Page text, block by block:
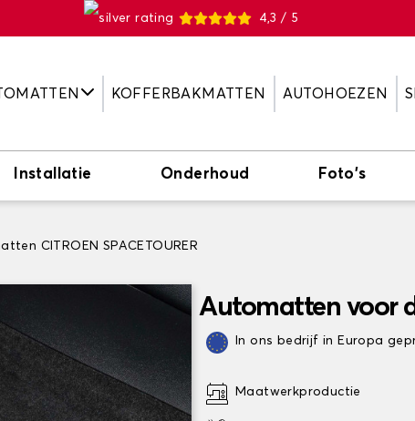
4,3 / 5
KOFFERBAKMATTEN AUTOHOEZEN
Installatie Onderhoud Foto's
CITROEN SPACETOURER
Automatten voor
In ons bedrijf in Europa
Maatwerkproductie